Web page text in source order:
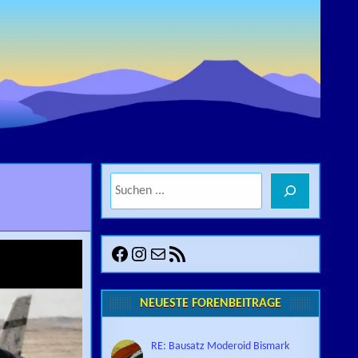
LIGHTS
Facebook
Instagram
E-MailRSS-Feed
NEUESTE FORENBEITRÄGE
RE: Bausatz Moderoid Bismark